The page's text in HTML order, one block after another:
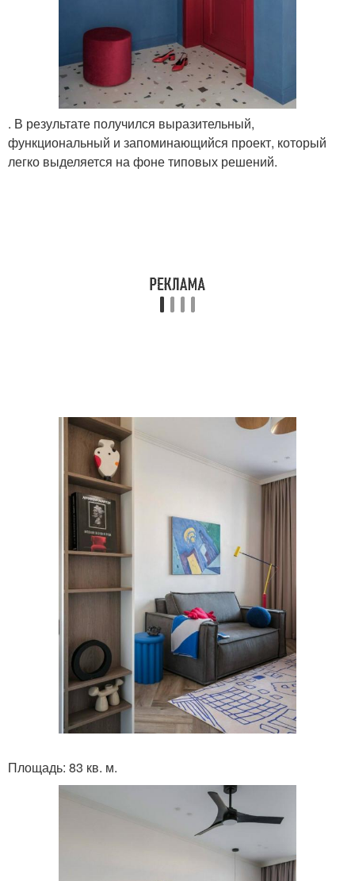
. В результате получился выразительный,
функциональный и запоминающийся проект, который
легко выделяется на фоне типовых решений.
Площадь: 83 кв. м.